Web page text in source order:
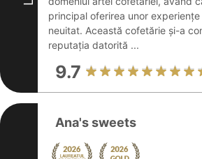
principal oferirea unor
neuitat. Această cofetărie și-a
reputația datorită ...
9.7
Ana's sweets